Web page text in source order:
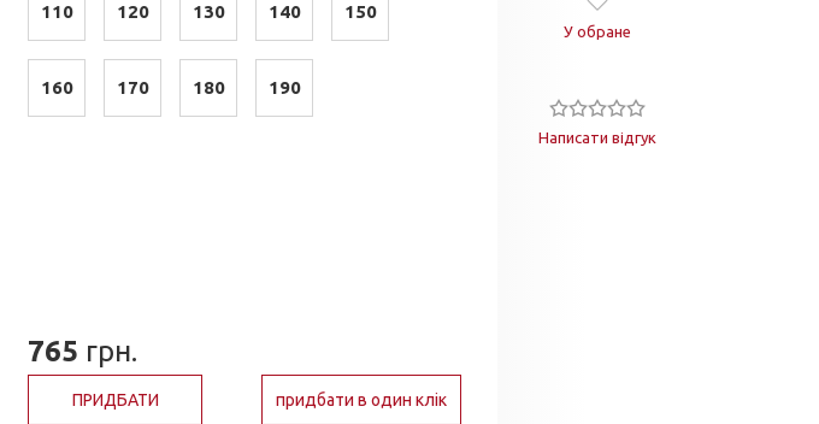
110 120 130 140 150
160 170 180 190
765 грн.
ПРИДБАТИ придбати в один клік
У обране
Написати відгук